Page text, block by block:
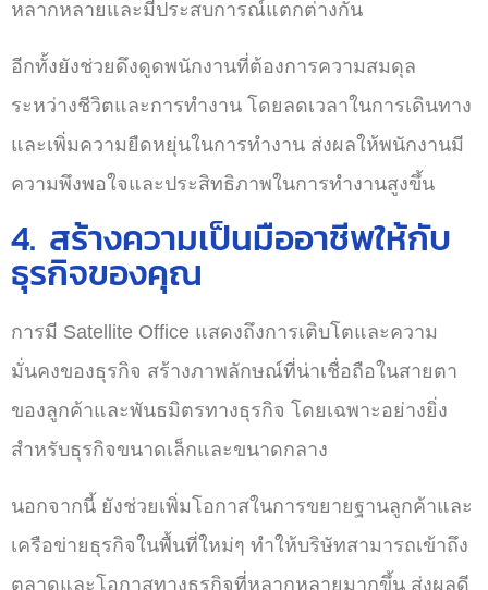
หลากหลายและมีประสบการณ์แตกต่างกัน
อีกทั้งยังช่วยดึงดูดพนักงานที่ต้องการความสมดุล
ระหว่างชีวิตและการทำงาน โดยลดเวลาในการเดินทาง
และเพิ่มความยืดหยุ่นในการทำงาน ส่งผลให้พนักงานมี
ความพึงพอใจและประสิทธิภาพในการทำงานสูงขึ้น
4. สร้างความเป็นมืออาชีพให้กับ
ธุรกิจของคุณ
การมี Satellite Office แสดงถึงการเติบโตและความ
มั่นคงของธุรกิจ สร้างภาพลักษณ์ที่น่าเชื่อถือในสายตา
ของลูกค้าและพันธมิตรทางธุรกิจ โดยเฉพาะอย่างยิ่ง
สำหรับธุรกิจขนาดเล็กและขนาดกลาง
นอกจากนี้ ยังช่วยเพิ่มโอกาสในการขยายฐานลูกค้าและ
เครือข่ายธุรกิจในพื้นที่ใหม่ๆ ทำให้บริษัทสามารถเข้าถึง
ตลาดและโอกาสทางธุรกิจที่หลากหลายมากขึ้น ส่งผลดี